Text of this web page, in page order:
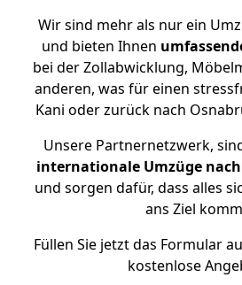
Wir sind mehr als nur ein
und bieten Ihnen
bei der Zollabwicklung,
anderen, was für einen
Kani oder zurück nach
Unsere Partnernetzwerk,
internationale Umzüge
und sorgen dafür, dass alles
ans Ziel
Füllen Sie jetzt das Formular
kostenlose